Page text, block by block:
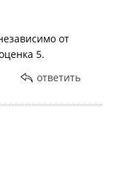
от
5.
ответить